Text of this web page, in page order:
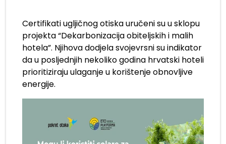
Certifikati ugljičnog otiska uručeni su u sklopu
projekta “Dekarbonizacija obiteljskih i malih
hotela”. Njihova dodjela svojevrsni su indikator
da u posljednjih nekoliko godina hrvatski hoteli
prioritiziraju ulaganje u korištenje obnovljive
energije.